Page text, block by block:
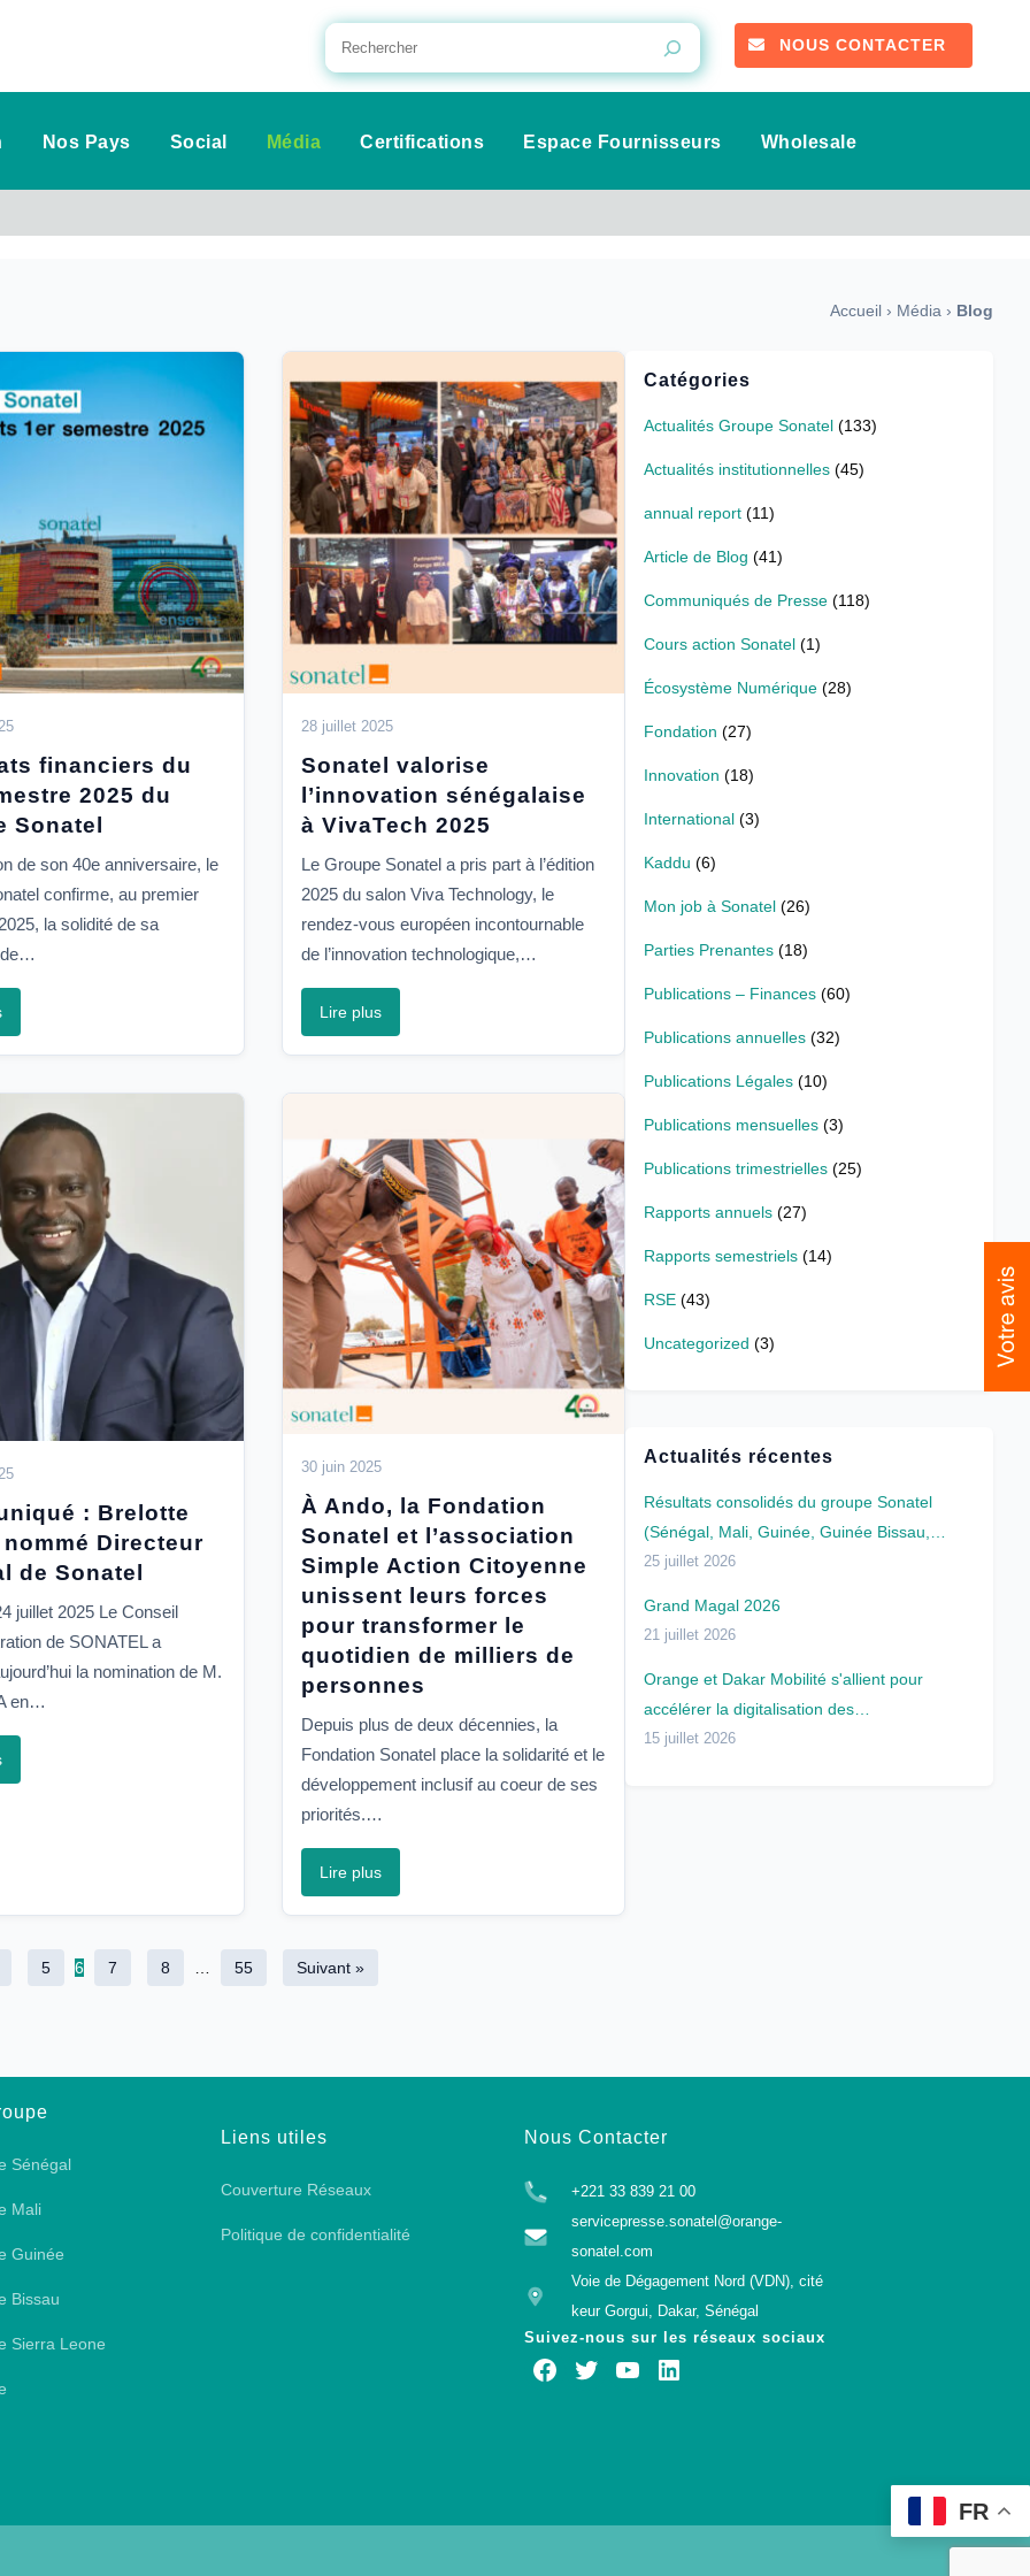
NOUS CONTACTER
Nos Pays Social Média Certifications Espace Fournisseurs Wholesale
Accueil › Média › Blog
financiers du
2025 du
Sonatel
de son 40e anniversaire, le
confirme, au premier
la solidité de sa
de…
28 juillet 2025
Sonatel valorise
l’innovation sénégalaise
à VivaTech 2025
Le Groupe Sonatel a pris part à l’édition
2025 du salon Viva Technology, le
rendez-vous européen incontournable
de l’innovation technologique,…
Lire plus
: Brelotte
nommé Directeur
de Sonatel
juillet 2025 Le Conseil
de SONATEL a
la nomination de M.
en…
30 juin 2025
À Ando, la Fondation
Sonatel et l’association
Simple Action Citoyenne
unissent leurs forces
pour transformer le
quotidien de milliers de
personnes
Depuis plus de deux décennies, la
Fondation Sonatel place la solidarité et le
développement inclusif au coeur de ses
priorités.…
Lire plus
5 6 7 8 … 55 Suivant »
Catégories
Actualités Groupe Sonatel (133)
Actualités institutionnelles (45)
annual report (11)
Article de Blog (41)
Communiqués de Presse (118)
Cours action Sonatel (1)
Écosystème Numérique (28)
Fondation (27)
Innovation (18)
International (3)
Kaddu (6)
Mon job à Sonatel (26)
Parties Prenantes (18)
Publications – Finances (60)
Publications annuelles (32)
Publications Légales (10)
Publications mensuelles (3)
Publications trimestrielles (25)
Rapports annuels (27)
Rapports semestriels (14)
RSE (43)
Uncategorized (3)
Actualités récentes
Résultats consolidés du groupe Sonatel
(Sénégal, Mali, Guinée, Guinée Bissau,…
25 juillet 2026
Grand Magal 2026
21 juillet 2026
Orange et Dakar Mobilité s'allient pour
accélérer la digitalisation des…
15 juillet 2026
Sénégal
Mali
Guinée
Bissau
Sierra Leone
Liens utiles
Couverture Réseaux
Politique de confidentialité
Nous Contacter
+221 33 839 21 00
servicepresse.sonatel@orange-
sonatel.com
Voie de Dégagement Nord (VDN), cité
keur Gorgui, Dakar, Sénégal
Suivez-nous sur les réseaux sociaux
FR